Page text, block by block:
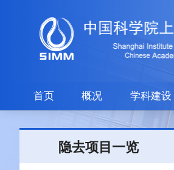
首页 概况 学科建设
隐去项目一览